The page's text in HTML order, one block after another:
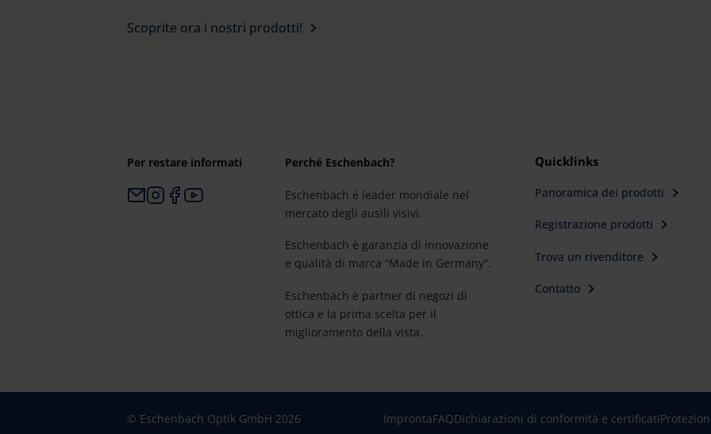
Scoprite ora i nostri prodotti!
Per restare informati Perché Eschenbach?
Eschenbach è leader mondiale nel
mercato degli ausili visivi.
Eschenbach è garanzia di innovazione
e qualità di marca “Made in Germany“.
Eschenbach è partner di negozi di
ottica e la prima scelta per il
miglioramento della vista.
Quicklinks
Panoramica dei prodotti
Registrazione prodotti
Trova un rivenditore
Contatto
© Eschenbach Optik GmbH 2026 ImprontaFAQDichiarazioni di conformità e certificati